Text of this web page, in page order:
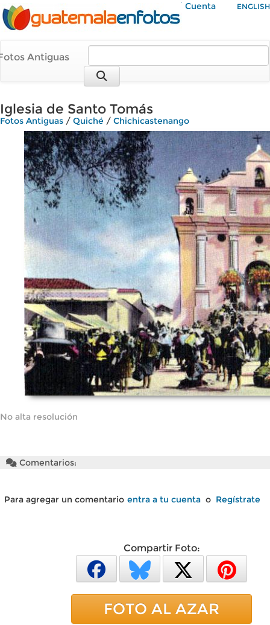
Mi Cuenta ENGLISH
Antiguas
Iglesia de Santo Tomás
Fotos Antiguas / Quiché / Chichicastenango
No alta resolución
Comentarios:
Para agregar un comentario entra a tu cuenta o Regístrate
Compartir Foto:
FOTO AL AZAR